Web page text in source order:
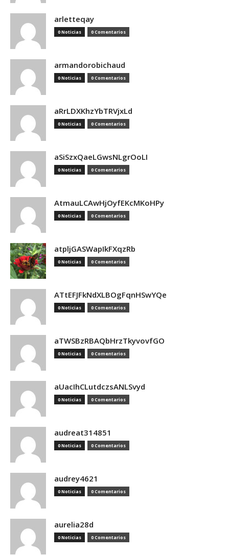
arletteqay
0 Noticias 0 Comentarios
armandorobichaud
0 Noticias 0 Comentarios
aRrLDXKhzYbTRVjxLd
0 Noticias 0 Comentarios
aSiSzxQaeLGwsNLgrOoLI
0 Noticias 0 Comentarios
AtmauLCAwHjOyfEKcMKoHPy
0 Noticias 0 Comentarios
atpljGASWapIkFXqzRb
0 Noticias 0 Comentarios
ATtEFJFkNdXLBOgFqnHSwYQe
0 Noticias 0 Comentarios
aTWSBzRBAQbHrzTkyvovfGO
0 Noticias 0 Comentarios
aUacIhCLutdczsANLSvyd
0 Noticias 0 Comentarios
audreat314851
0 Noticias 0 Comentarios
audrey4621
0 Noticias 0 Comentarios
aurelia28d
0 Noticias 0 Comentarios